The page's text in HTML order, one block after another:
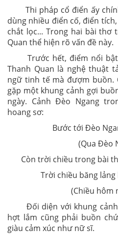
Thi pháp cổ điển ấy
dùng nhiều điển cố, điển
chắt lọc... Trong hai bài thơ
Quan thể hiện rõ vấn đề này.
Trước hết, điểm nổi
Thanh Quan là nghệ thuật
ngữ tinh tế mà đượm buồn.
gặp một khung cảnh gợi
ngày. Cảnh Đèo Ngang
hoang sơ:
Bước tới Đèo
(Qua Đèo
Còn trời chiều trong bài
Trời chiều băng
(Chiều hôm
Đối diện với khung
hợt lắm cũng phải buồn
giàu cảm xúc như nữ sĩ.